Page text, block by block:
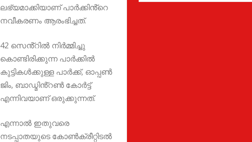
ലഭ്യമാക്കിയാണ് പാർക്കിൻ്റെ
നവീകരണം ആരംഭിച്ചത്.
42 സെൻ്റിൽ നിർമ്മിച്ചു
കൊണ്ടിരിക്കുന്ന പാർക്കിൽ
കുട്ടികൾക്കുള്ള പാർക്ക്, ഓപ്പൺ
ജിം, ബാഡ്മിൻ്റൺ കോർട്ട്
എന്നിവയാണ് ഒരുക്കുന്നത്.
എന്നാൽ ഇതുവരെ
നടപ്പാതയുടെ കോൺക്രീറ്റിടൽ